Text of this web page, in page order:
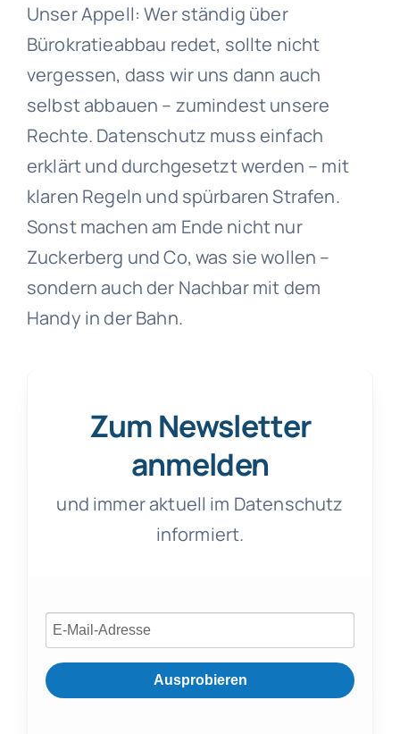
Unser Appell: Wer ständig über
Bürokratieabbau redet, sollte nicht
vergessen, dass wir uns dann auch
selbst abbauen – zumindest unsere
Rechte. Datenschutz muss einfach
erklärt und durchgesetzt werden – mit
klaren Regeln und spürbaren Strafen.
Sonst machen am Ende nicht nur
Zuckerberg und Co, was sie wollen –
sondern auch der Nachbar mit dem
Handy in der Bahn.
Zum Newsletter
anmelden
und immer aktuell im Datenschutz
informiert.
Ausprobieren